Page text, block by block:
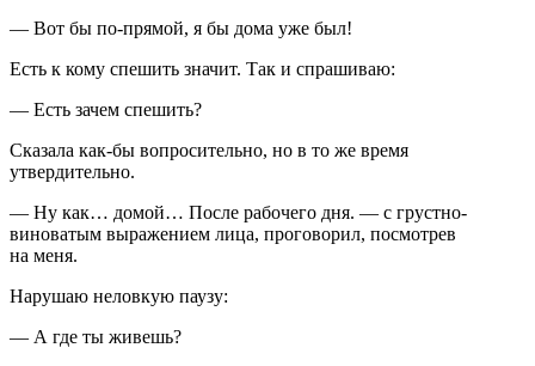
— Вот бы по-прямой, я бы дома уже был!
Есть к кому спешить значит. Так и спрашиваю:
— Есть зачем спешить?
Сказала как-бы вопросительно, но в то же время
утвердительно.
— Ну как… домой… После рабочего дня. — с грустно-
виноватым выражением лица, проговорил, посмотрев
на меня.
Нарушаю неловкую паузу:
— А где ты живешь?